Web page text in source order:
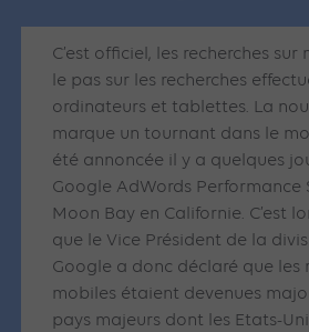
C’est officiel, les recherches
le pas sur les recherches
ordinateurs et tablettes. La
marque un tournant dans le
été annoncée il y a quelques
Google AdWords Performance
Moon Bay en Californie. C’est
que le Vice Président de la
Google a donc déclaré que les
mobiles étaient devenues
pays majeurs dont les Etats-